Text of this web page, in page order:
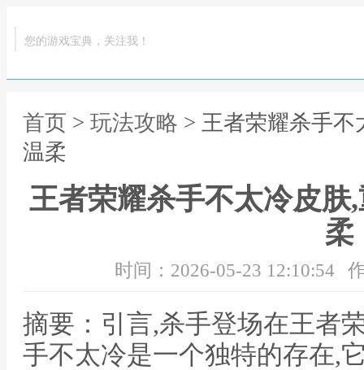
您的游戏宝典，关注我！
首页 > 玩法攻略 > 王者荣耀杀手
温柔
王者荣耀杀手不太冷皮肤
柔
时间：2026-05-23 12:10:54
摘要：引言,杀手登场在王者
手不太冷是一个独特的存在,